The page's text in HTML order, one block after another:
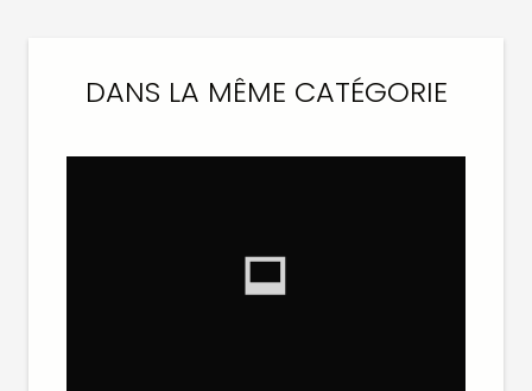
DANS LA MÊME CATÉGORIE